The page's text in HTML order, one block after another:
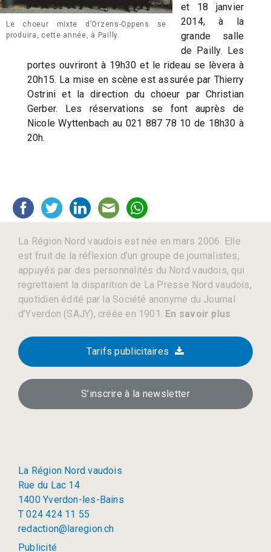
Le choeur mixte d’Orzens-Oppens se
produira, cette année, à Pailly.
et 18 janvier
2014, à la
grande salle
de Pailly. Les
portes ouvriront à 19h30 et le rideau se lèvera à
20h15. La mise en scène est assurée par Thierry
Ostrini et la direction du choeur par Christian
Gerber. Les réservations se font auprès de
Nicole Wyttenbach au 021 887 78 10 de 18h30 à
20h.
La Région Nord vaudois est née en mars 2006. Elle
est fruit de la réflexion d’un groupe de journalistes,
appuyés par des personnalités du Nord vaudois, qui
regrettaient la disparition de La Presse Nord vaudois,
quotidien édité par la Société anonyme du Journal
d’Yverdon (SAJY), créée en 1901. En savoir plus
Tarifs publicitaires
S’inscrire à la newsletter
La Région Nord vaudois
Rue du Lac 14
1400 Yverdon-les-Bains
T 024 424 11 55
redaction@laregion.ch
Publicité